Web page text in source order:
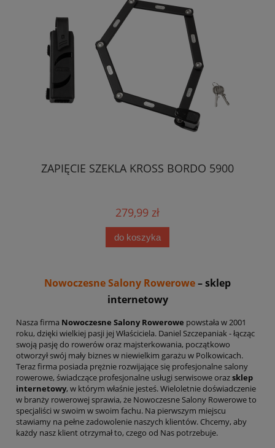
ZAPIĘCIE SZEKLA KROSS BORDO 5900
279,99 zł
do koszyka
Nowoczesne Salony Rowerowe– sklep
internetowy
Nasza firma Nowoczesne Salony Rowerowe powstała w 2001
roku, dzięki wielkiej pasji jej Właściciela. Daniel Szczepaniak - łącząc
swoją pasję do rowerów oraz majsterkowania, początkowo
otworzył swój mały biznes w niewielkim garażu w Polkowicach.
Teraz firma posiada prężnie rozwijające się profesjonalne salony
rowerowe, świadczące profesjonalne usługi serwisowe orazsklep
internetowy, w którym właśnie jesteś. Wieloletnie doświadczenie
w branży rowerowej sprawia, że Nowoczesne Salony Rowerowe to
specjaliści w swoim w swoim fachu. Na pierwszym miejscu
stawiamy na pełne zadowolenie naszych klientów. Chcemy, aby
każdy nasz klient otrzymał to, czego od Nas potrzebuje.